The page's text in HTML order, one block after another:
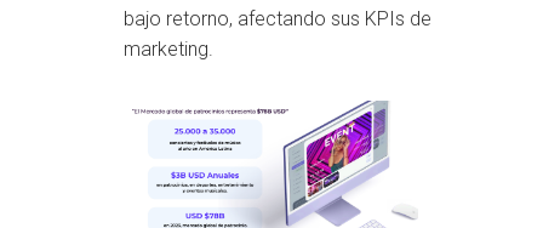
bajo retorno, afectando sus KPIs de
marketing.